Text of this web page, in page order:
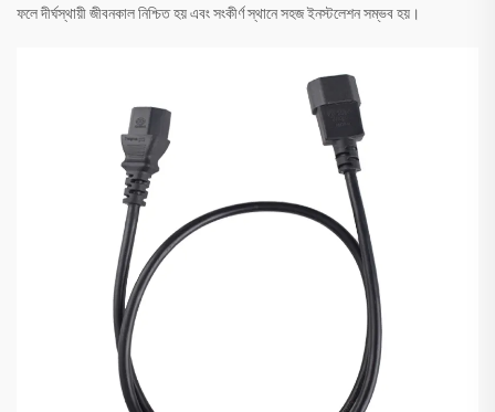
ফলে দীর্ঘস্থায়ী জীবনকাল নিশ্চিত হয় এবং সংকীর্ণ স্থানে সহজ ইনস্টলেশন সম্ভব হয়।